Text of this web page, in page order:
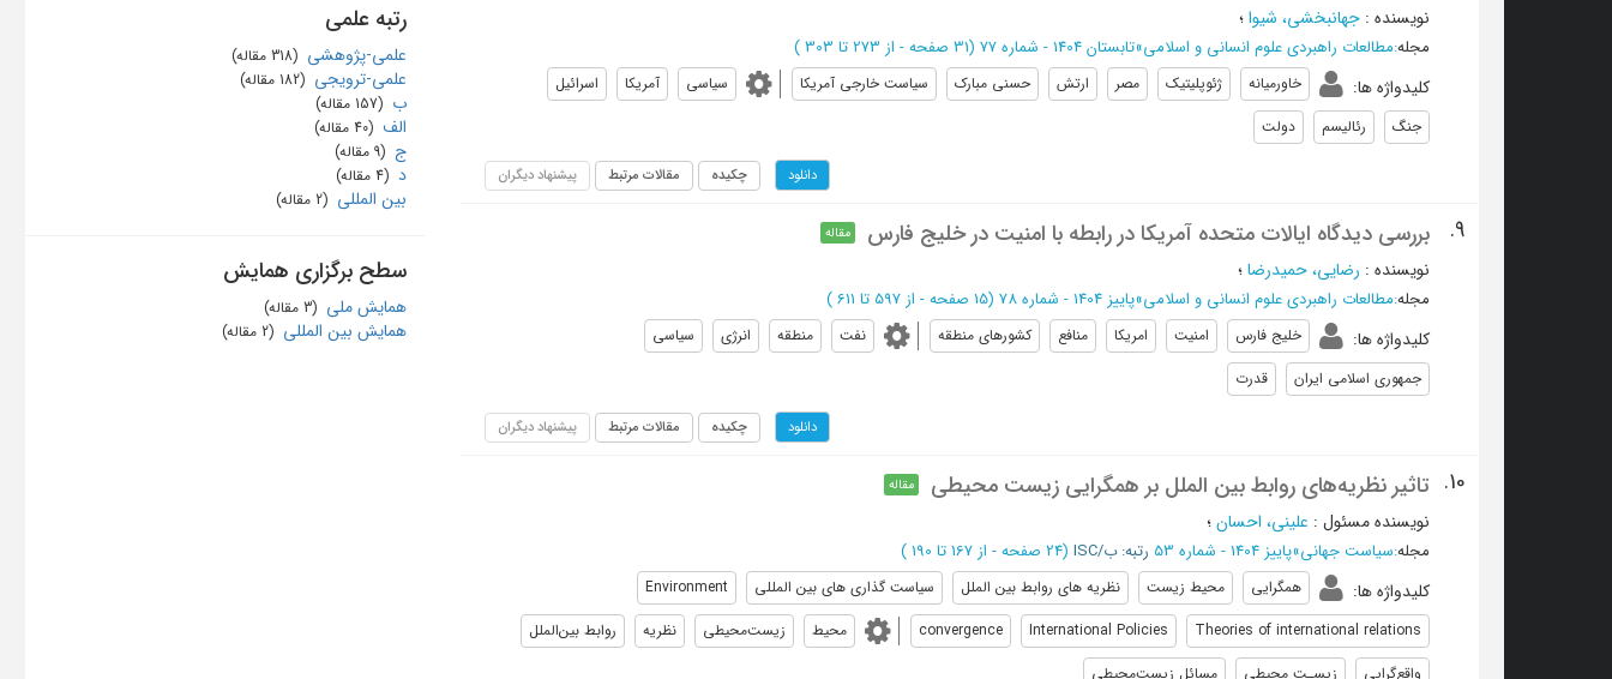
نویسنده : جهانبخشی، شیوا؛
مجله:مطالعات راهبردی علوم انسانی و اسلامی»تابستان 1404 - شماره 77 (‎31 صفحه - از 273 تا 303 )
کلیدواژه ها: خاورمیانه ژئوپلیتیک مصر ارتش حسنی مبارک سیاست خارجی آمریکا سیاسی آمریکا
اسرائیل
جنگ
رئالیسم دولت
دانلود چکیده مقالات مرتبط پیشنهاد دیگران
9. بررسی دیدگاه ایالات متحده آمریکا در رابطه با امنیت در خلیج فارس مقاله
نویسنده : رضایی، حمیدرضا؛
مجله:مطالعات راهبردی علوم انسانی و اسلامی»پاییز 1404 - شماره 78 (‎15 صفحه - از 597 تا 611 )
کلیدواژه ها: خلیج فارس امنیت امریکا منافع کشورهای منطقه نفت منطقه انرژی
سیاسی
جمهوری اسلامی ایران
قدرت
دانلود چکیده مقالات مرتبط پیشنهاد دیگران
10. تاثیر نظریه‌های روابط بین الملل بر همگرایی زیست محیطی مقاله
نویسنده مسئول : علینی، احسان؛
مجله:سیاست جهانی»پاییز 1404 - شماره 53 رتبه: ب/ISC (‎24 صفحه - از 167 تا 190 )
کلیدواژه ها: همگرایی محیط زیست نظریه های روابط بین الملل سیاست گذاری های بین المللی
Environment
Theories of international relations
International Policies
convergence محیط زیست‌محیطی نظریه
روابط بین‌الملل
واقع‌گرایی
زیسـت محیطی مسائل زیست‌محیطی
رتبه علمی
علمی-پژوهشی ‏ (318 مقاله)
علمی-ترویجی ‏ (182 مقاله)
ب ‏ (157 مقاله)
الف ‏ (40 مقاله)
ج ‏ (9 مقاله)
د ‏ (4 مقاله)
بین المللی ‏ (2 مقاله)
سطح برگزاری همایش
همایش ملی ‏ (3 مقاله)
همایش بین المللی ‏ (2 مقاله)